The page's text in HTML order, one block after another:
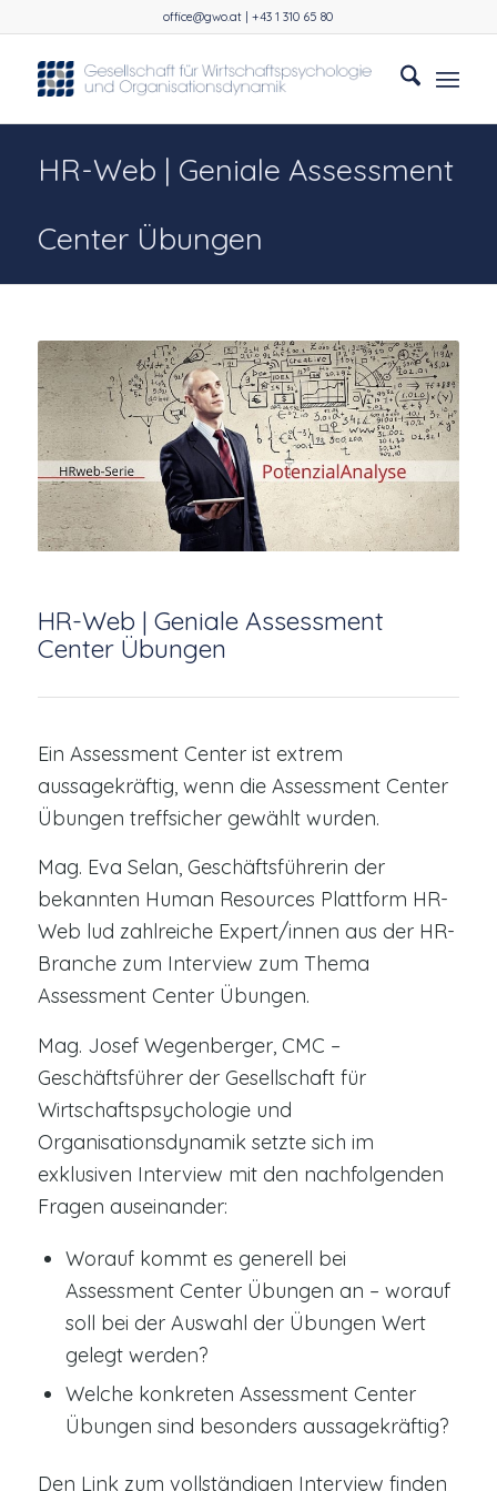
office@gwo.at | +43 1 310 65 80
HR-Web | Geniale Assessment
Center Übungen
HR-Web | Geniale Assessment
Center Übungen
Ein Assessment Center ist extrem
aussagekräftig, wenn die Assessment Center
Übungen treffsicher gewählt wurden.
Mag. Eva Selan, Geschäftsführerin der
bekannten Human Resources Plattform HR-
Web lud zahlreiche Expert/innen aus der HR-
Branche zum Interview zum Thema
Assessment Center Übungen.
Mag. Josef Wegenberger, CMC –
Geschäftsführer der Gesellschaft für
Wirtschaftspsychologie und
Organisationsdynamik setzte sich im
exklusiven Interview mit den nachfolgenden
Fragen auseinander:
Worauf kommt es generell bei
Assessment Center Übungen an – worauf
soll bei der Auswahl der Übungen Wert
gelegt werden?
Welche konkreten Assessment Center
Übungen sind besonders aussagekräftig?
Den Link zum vollständigen Interview finden